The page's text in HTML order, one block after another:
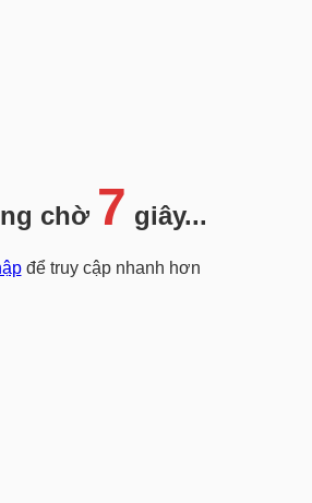
chờ 7 giây...
để truy cập nhanh hơn